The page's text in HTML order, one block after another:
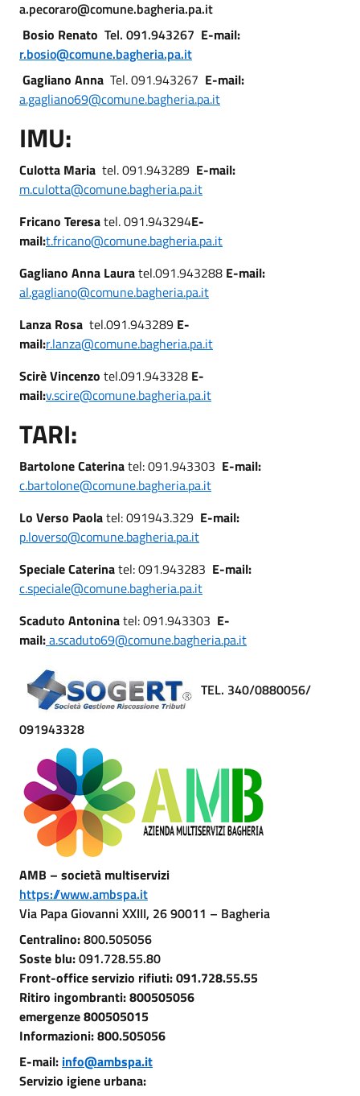
a.pecoraro@comune.bagheria.pa.it
Bosio Renato Tel. 091.943267 E-mail:
r.bosio@comune.bagheria.pa.it
Gagliano Anna Tel. 091.943267 E-mail:
a.gagliano69@comune.bagheria.pa.it
IMU:
Culotta Maria tel. 091.943289 E-mail:
m.culotta@comune.bagheria.pa.it
Fricano Teresatel. 091.943294E-
mail:t.fricano@comune.bagheria.pa.it
Gagliano Anna Lauratel.091.943288 E-mail:
al.gagliano@comune.bagheria.pa.it
Lanza Rosa tel.091.943289 E-
mail:r.lanza@comune.bagheria.pa.it
Scirè Vincenzo tel.091.943328 E-
mail:v.scire@comune.bagheria.pa.it
TARI:
Bartolone Caterinatel: 091.943303 E-mail:
c.bartolone@comune.bagheria.pa.it
Lo Verso Paolatel: 091943.329 E-mail:
p.loverso@comune.bagheria.pa.it
Speciale Caterinatel: 091.943283 E-mail:
c.speciale@comune.bagheria.pa.it
Scaduto Antoninatel: 091.943303 E-
mail:a.scaduto69@comune.bagheria.pa.it
TEL. 340/0880056/
091943328
AMB – società multiservizi
https://www.ambspa.it
Via Papa Giovanni XXIII, 26 90011 – Bagheria
Centralino:800.505056
Soste blu:091.728.55.80
Front-office servizio rifiuti: 091.728.55.55
Ritiro ingombranti: 800505056
emergenze 800505015
Informazioni: 800.505056
E-mail: info@ambspa.it
Servizio igiene urbana: